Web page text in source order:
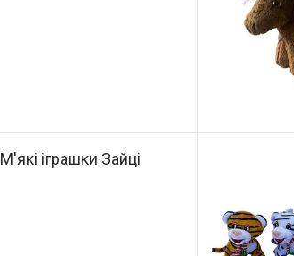
М'які іграшки Зайці